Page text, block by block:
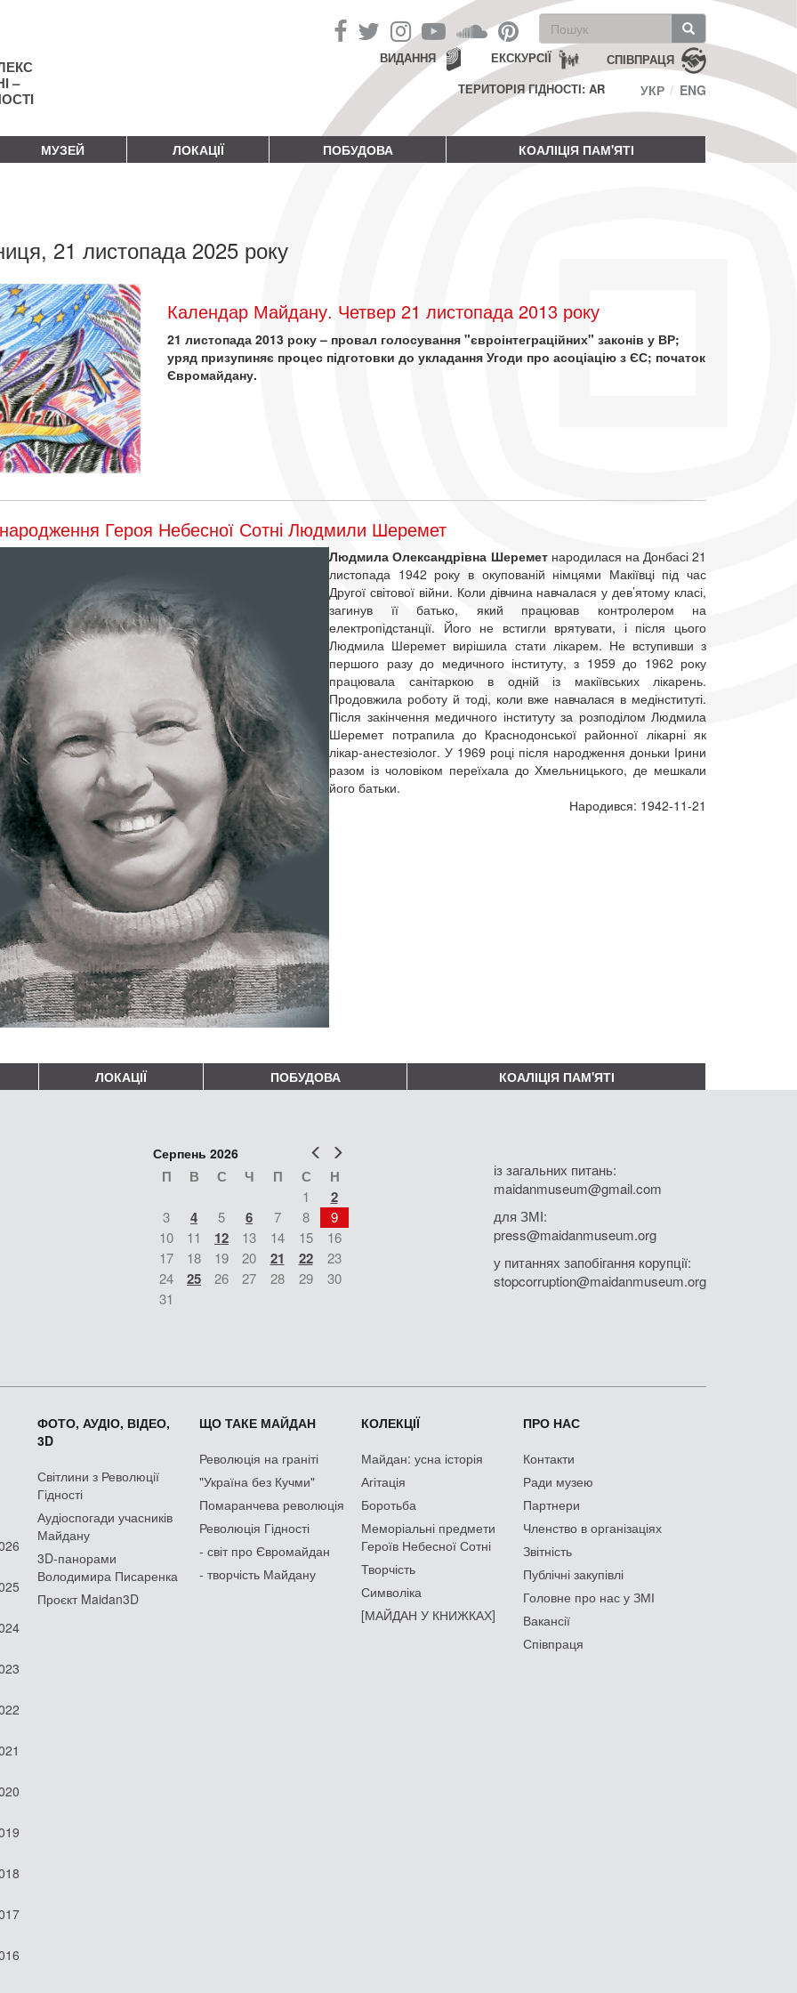
–
Пошукова
форма
Пошук СПІВПРАЦЯ
ЕКСКУРСІЇ
ВИДАННЯ
ТЕРИТОРІЯ ГІДНОСТІ: AR
УКР ENG
МУЗЕЙ ЛОКАЦІЇ ПОБУДОВА КОАЛІЦІЯ ПАМ'ЯТІ
21 листопада 2025 року
Календар Майдану. Четвер 21 листопада 2013 року
21 листопада 2013 року – провал голосування "євроінтеграційних" законів у ВР;
уряд призупиняє процес підготовки до укладання Угоди про асоціацію з ЄС; початок
Євромайдану.
Героя Небесної Сотні Людмили Шеремет
Людмила Олександрівна Шереметнародилася на Донбасі 21
листопада 1942 року в окупованій німцями Макіївці під час
Другої світової війни. Коли дівчина навчалася у дев’ятому класі,
загинув її батько, який працював контролером на
електропідстанції. Його не встигли врятувати, і після цього
Людмила Шеремет вирішила стати лікарем. Не вступивши з
першого разу до медичного інституту, з 1959 до 1962 року
працювала санітаркою в одній із макіївських лікарень.
Продовжила роботу й тоді, коли вже навчалася в медінституті.
Після закінчення медичного інституту за розподілом Людмила
Шеремет потрапила до Краснодонської районної лікарні як
лікар-анестезіолог. У 1969 році після народження доньки Ірини
разом із чоловіком переїхала до Хмельницького, де мешкали
його батьки.
Народився: 1942-11-21
ЛОКАЦІЇ ПОБУДОВА КОАЛІЦІЯ ПАМ'ЯТІ
Попер
Серпень 2026
П В С Ч П С Н
1 2
3 4 5 6 7 8
9
10
11 12 13 14 15
16
17
18 19 20 21 22
23
24
25 26 27 28 29
30
31
із загальних питань:
maidanmuseum@gmail.com
для ЗМІ:
press@maidanmuseum.org
у питаннях запобігання корупції:
stopcorruption@maidanmuseum.org
ФОТО, АУДІО, ВІДЕО,
3D
Світлини з Революції
Гідності
Аудіоспогади учасників
Майдану
3D-панорами
Володимира Писаренка
Проєкт Maidan3D
ЩО ТАКЕ МАЙДАН
Революція на граніті
"Україна без Кучми"
Помаранчева революція
Революція Гідності
- світ про Євромайдан
- творчість Майдану
КОЛЕКЦІЇ
Майдан: усна історія
Агітація
Боротьба
Меморіальні предмети
Героїв Небесної Сотні
Творчість
Символіка
[МАЙДАН У КНИЖКАХ]
ПРО НАС
Контакти
Ради музею
Партнери
Членство в організаціях
Звітність
Публічні закупівлі
Головне про нас у ЗМІ
Вакансії
Співпраця